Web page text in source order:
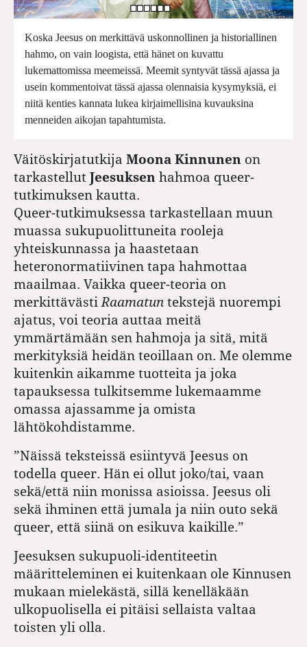
Koska Jeesus on merkittävä uskonnollinen ja historiallinen
hahmo, on vain loogista, että hänet on kuvattu
lukemattomissa meemeissä. Meemit syntyvät tässä ajassa ja
usein kommentoivat tässä ajassa olennaisia kysymyksiä, ei
niitä kenties kannata lukea kirjaimellisina kuvauksina
menneiden aikojan tapahtumista.
Väitöskirjatutkija Moona Kinnunen on
tarkastellut Jeesuksen hahmoa queer-
tutkimuksen kautta.
Queer-tutkimuksessa tarkastellaan muun
muassa sukupuolittuneita rooleja
yhteiskunnassa ja haastetaan
heteronormatiivinen tapa hahmottaa
maailmaa. Vaikka queer-teoria on
merkittävästiRaamatun tekstejä nuorempi
ajatus, voi teoria auttaa meitä
ymmärtämään sen hahmoja ja sitä, mitä
merkityksiä heidän teoillaan on. Me olemme
kuitenkin aikamme tuotteita ja joka
tapauksessa tulkitsemme lukemaamme
omassa ajassamme ja omista
lähtökohdistamme.
”Näissä teksteissä esiintyvä Jeesus on
todella queer. Hän ei ollut joko/tai, vaan
sekä/että niin monissa asioissa. Jeesus oli
sekä ihminen että jumala ja niin outo sekä
queer, että siinä on esikuva kaikille.”
Jeesuksen sukupuoli-identiteetin
määritteleminen ei kuitenkaan ole Kinnusen
mukaan mielekästä, sillä kenelläkään
ulkopuolisella ei pitäisi sellaista valtaa
toisten yli olla.